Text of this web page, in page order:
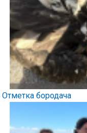
Отметка бородача